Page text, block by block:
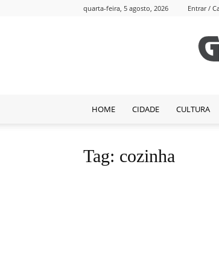
quarta-feira, 5 agosto, 2026 Entrar /
HOME CIDADE CULTURA
Tag: cozinha